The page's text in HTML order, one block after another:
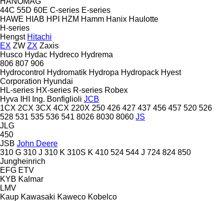
44C 55D 60E C-series E-series
HAWE HIAB HPI HZM Hamm Hanix Haulotte
H-series
Hengst Hitachi
EX ZW ZX Zaxis
Husco Hydac Hydreco Hydrema
806 807 906
Hydrocontrol Hydromatik Hydropa Hydropack Hyest
Corporation Hyundai
HL-series HX-series R-series Robex
Hyva
IHI Ing. Bonfiglioli JCB
1CX 2CX 3CX 4CX 220X 250 426 427 437 456 457 520 526
528 531 535 536 541 8026 8030 8060 JS
JLG
450
JSB John Deere
310 G 310 J 310 K 310S K 410 524 544 J 724 824 850
Jungheinrich
EFG ETV
KYB Kalmar
LMV
Kaup Kawasaki Kaweco Kobelco